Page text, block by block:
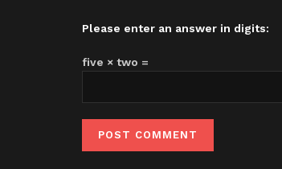
Please enter an answer in digits:
five × two =